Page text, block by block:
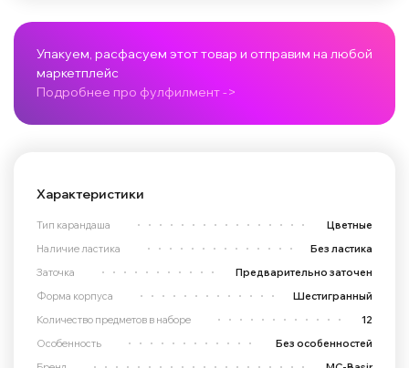
Упакуем, расфасуем этот товар и отправим на любой
маркетплейс
Подробнее про фулфилмент ->
Характеристики
Тип карандаша
Цветные
Наличие ластика
Без ластика
Заточка
Предварительно заточен
Форма корпуса
Шестигранный
Количество предметов в наборе
12
Особенность
Без особенностей